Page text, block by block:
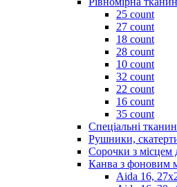
25 count
27 count
18 count
28 count
10 count
32 count
22 count
16 count
35 count
Спеціальні
Рушники,
Сорочки з
Канва з фоновим
Aida 16,